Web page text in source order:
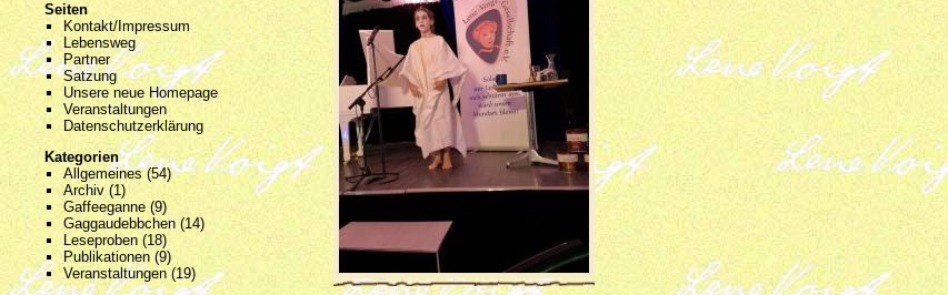
Seiten
Kontakt/Impressum
Lebensweg
Partner
Satzung
Unsere neue Homepage
Veranstaltungen
Datenschutzerklärung
Kategorien
Allgemeines(54)
Archiv(1)
Gaffeeganne (9)
Gaggaudebbchen (14)
Leseproben (18)
Publikationen (9)
Veranstaltungen(19)